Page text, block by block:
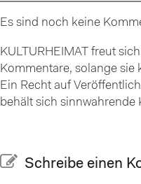
Es sind noch keine
KULTURHEIMAT freut
Kommentare, solange
Ein Recht auf
behält sich sinnwahrende
Schreibe einen